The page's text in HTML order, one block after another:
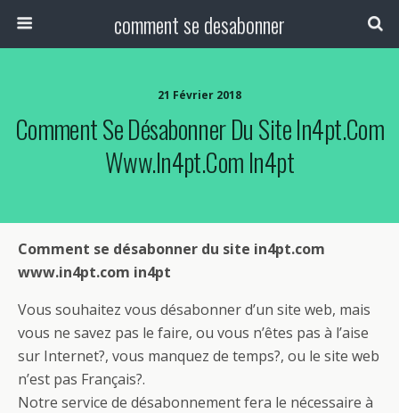
comment se desabonner
21 Février 2018
Comment Se Désabonner Du Site In4pt.com
Www.in4pt.com In4pt
Comment se désabonner du site in4pt.com
www.in4pt.com in4pt
Vous souhaitez vous désabonner d’un site web, mais
vous ne savez pas le faire, ou vous n’êtes pas à l’aise
sur Internet?, vous manquez de temps?, ou le site web
n’est pas Français?.
Notre service de désabonnement fera le nécessaire à